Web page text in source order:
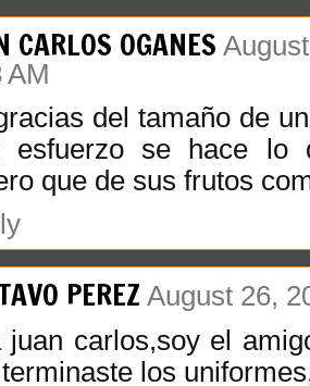
CARLOS OGANES
AM
del tamaño de
esfuerzo se hace lo
que de sus frutos
PEREZ August 26,
juan carlos,soy el
los